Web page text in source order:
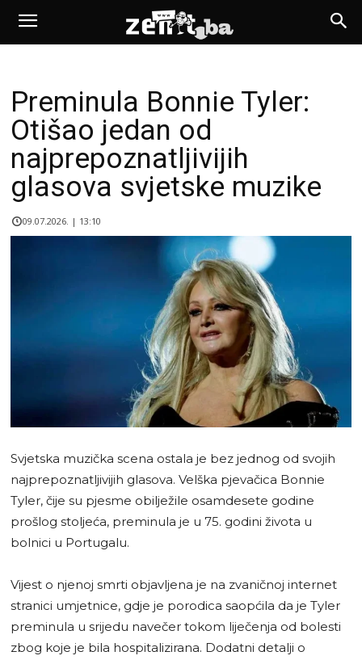
Preminula Bonnie Tyler:
Otišao jedan od
najprepoznatljivijih
glasova svjetske muzike
09.07.2026. | 13:10
Svjetska muzička scena ostala je bez jednog od svojih
najprepoznatljivijih glasova. Velška pjevačica Bonnie
Tyler, čije su pjesme obilježile osamdesete godine
prošlog stoljeća, preminula je u 75. godini života u
bolnici u Portugalu.
Vijest o njenoj smrti objavljena je na zvaničnoj internet
stranici umjetnice, gdje je porodica saopćila da je Tyler
preminula u srijedu navečer tokom liječenja od bolesti
zbog koje je bila hospitalizirana. Dodatni detalji o